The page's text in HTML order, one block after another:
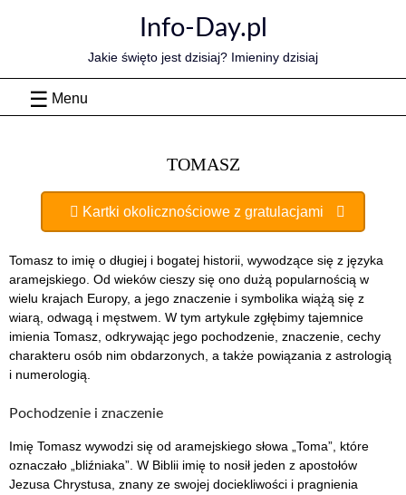
Info-Day.pl
Jakie święto jest dzisiaj? Imieniny dzisiaj
Menu
TOMASZ
Kartki okolicznościowe z gratulacjami
Tomasz to imię o długiej i bogatej historii, wywodzące się z języka
aramejskiego. Od wieków cieszy się ono dużą popularnością w
wielu krajach Europy, a jego znaczenie i symbolika wiążą się z
wiarą, odwagą i męstwem. W tym artykule zgłębimy tajemnice
imienia Tomasz, odkrywając jego pochodzenie, znaczenie, cechy
charakteru osób nim obdarzonych, a także powiązania z astrologią
i numerologią.
Pochodzenie i znaczenie
Imię Tomasz wywodzi się od aramejskiego słowa „Toma”, które
oznaczało „bliźniaka”. W Biblii imię to nosił jeden z apostołów
Jezusa Chrystusa, znany ze swojej dociekliwości i pragnienia